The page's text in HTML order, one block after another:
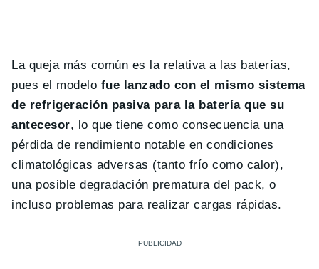
La queja más común es la relativa a las baterías,
pues el modelo fue lanzado con el mismo sistema
de refrigeración pasiva para la batería que su
antecesor, lo que tiene como consecuencia una
pérdida de rendimiento notable en condiciones
climatológicas adversas (tanto frío como calor),
una posible degradación prematura del pack, o
incluso problemas para realizar cargas rápidas.